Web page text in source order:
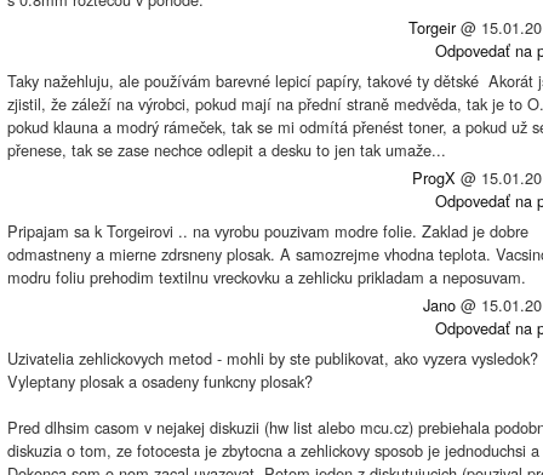
Torgeir@
Odpovedať na
Taky nažehluju, ale používám barevné lepicí papíry, takové ty dětské Akorát
zjistil, že záleží na výrobci, pokud mají na přední straně medvěda, tak je to
pokud klauna a modrý rámeček, tak se mi odmítá přenést toner, a pokud už
přenese, tak se zase nechce odlepit a desku to jen tak umaže...
ProgX @
Odpovedať na
Pripajam sa k Torgeirovi .. na vyrobu pouzivam modre folie. Zaklad je dobre
odmastneny a mierne zdrsneny plosak. A samozrejme vhodna teplota.
modru foliu prehodim textilnu vreckovku a zehlicku prikladam a neposuvam.
Jano @
Odpovedať na
Uzivatelia zehlickovych metod - mohli by ste publikovat, ako vyzera vysledok?
Vyleptany plosak a osadeny funkcny plosak?
Pred dlhsim casom v nejakej diskuzii (hw list alebo mcu.cz) prebiehala
diskuzia o tom, ze fotocesta je zbytocna a zehlickovy sposob je jednoduchsi